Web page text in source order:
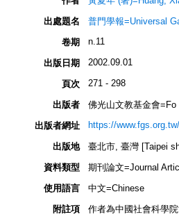
出處題名
普門學報=Universal
卷期
n.11
出版日期 2002.09.01
頁次 271 - 298
出版者
佛光山文教基金會
出版者網址
https://www.fgs.org.tw/
出版地
臺北市, 臺灣 [Taipei
資料類型
期刊論文=Journal
使用語言
中文=Chinese
附註項
作者為中國社會科學